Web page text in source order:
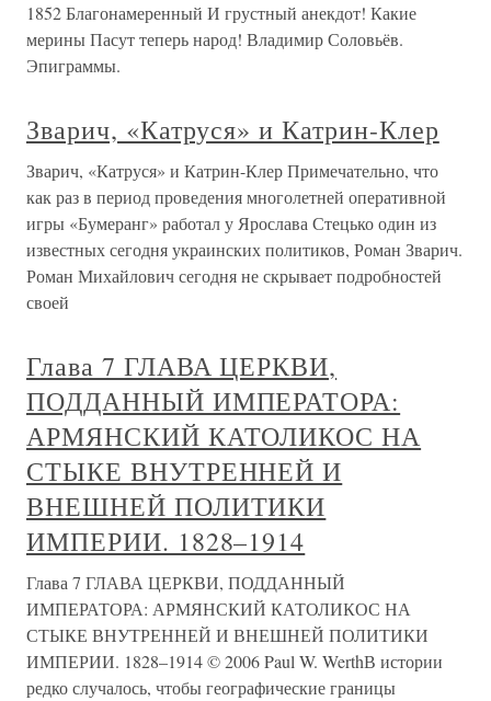
1852 Благонамеренный И грустный анекдот! Какие
мерины Пасут теперь народ! Владимир Соловьёв.
Эпиграммы.
Зварич, «Катруся» и Катрин-Клер
Зварич, «Катруся» и Катрин-Клер Примечательно, что
как раз в период проведения многолетней оперативной
игры «Бумеранг» работал у Ярослава Стецько один из
известных сегодня украинских политиков, Роман Зварич.
Роман Михайлович сегодня не скрывает подробностей
своей
Глава 7 ГЛАВА ЦЕРКВИ,
ПОДДАННЫЙ ИМПЕРАТОРА:
АРМЯНСКИЙ КАТОЛИКОС НА
СТЫКЕ ВНУТРЕННЕЙ И
ВНЕШНЕЙ ПОЛИТИКИ
ИМПЕРИИ. 1828–1914
Глава 7 ГЛАВА ЦЕРКВИ, ПОДДАННЫЙ
ИМПЕРАТОРА: АРМЯНСКИЙ КАТОЛИКОС НА
СТЫКЕ ВНУТРЕННЕЙ И ВНЕШНЕЙ ПОЛИТИКИ
ИМПЕРИИ. 1828–1914 © 2006 Paul W. WerthВ истории
редко случалось, чтобы географические границы